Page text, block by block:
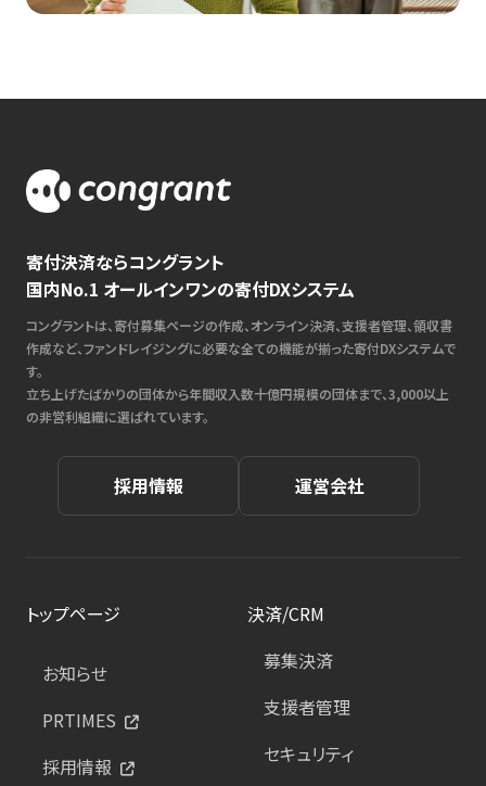
寄付決済ならコングラント
国内No.1 オールインワンの寄付DXシステム
コングラントは、寄付募集ページの作成、オンライン決済、支援者管理、領収書
作成など、ファンドレイジングに必要な全ての機能が揃った寄付DXシステムで
す。
立ち上げたばかりの団体から年間収入数十億円規模の団体まで、3,000以上
の非営利組織に選ばれています。
採用情報 運営会社
トップページ
お知らせ
PRTIMES
採用情報
決済/CRM
募集決済
支援者管理
セキュリティ